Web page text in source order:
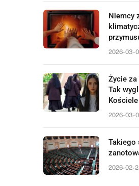
Niemcy
2026-03-
Życie
Tak
Kościele
2026-03-
Takiego
2026-02-